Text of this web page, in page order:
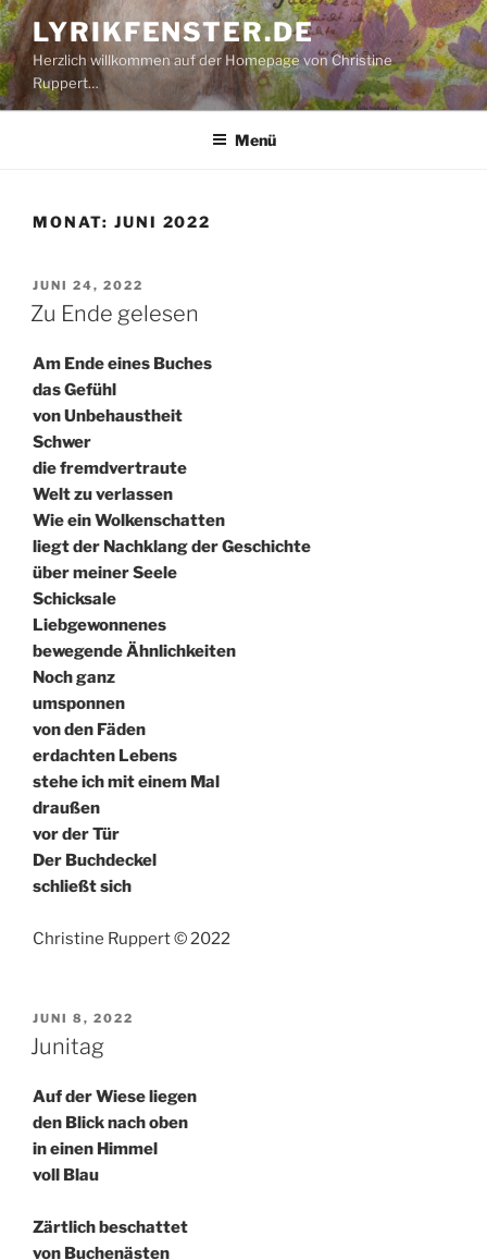
Zum
Inhalt
springen
LYRIKFENSTER.DE
Herzlich willkommen auf der Homepage von Christine
Ruppert…
Menü
MONAT: JUNI 2022
VERÖFFENTLICHT
AM
JUNI 24, 2022
Zu Ende gelesen
Am Ende eines Buches
das Gefühl
von Unbehaustheit
Schwer
die fremdvertraute
Welt zu verlassen
Wie ein Wolkenschatten
liegt der Nachklang der Geschichte
über meiner Seele
Schicksale
Liebgewonnenes
bewegende Ähnlichkeiten
Noch ganz
umsponnen
von den Fäden
erdachten Lebens
stehe ich mit einem Mal
draußen
vor der Tür
Der Buchdeckel
schließt sich
Christine Ruppert © 2022
VERÖFFENTLICHT
AM
JUNI 8, 2022
Junitag
Auf der Wiese liegen
den Blick nach oben
in einen Himmel
voll Blau
Zärtlich beschattet
von Buchenästen